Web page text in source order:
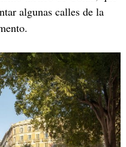
algunas calles de la